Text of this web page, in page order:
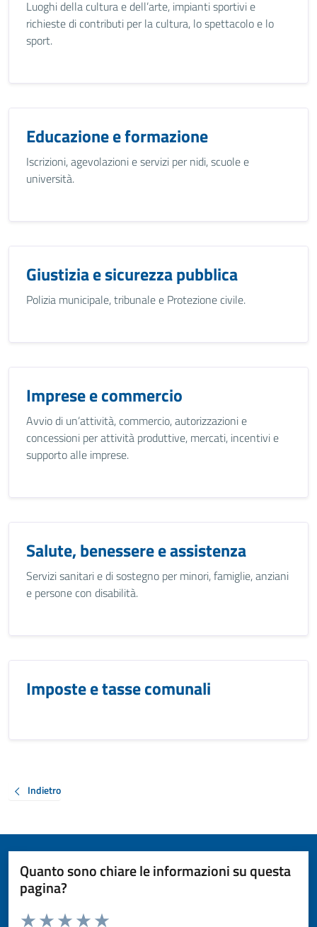
Luoghi della cultura e dell’arte, impianti sportivi e
richieste di contributi per la cultura, lo spettacolo e lo
sport.
Educazione e formazione
Iscrizioni, agevolazioni e servizi per nidi, scuole e
università.
Giustizia e sicurezza pubblica
Polizia municipale, tribunale e Protezione civile.
Imprese e commercio
Avvio di un’attività, commercio, autorizzazioni e
concessioni per attività produttive, mercati, incentivi e
supporto alle imprese.
Salute, benessere e assistenza
Servizi sanitari e di sostegno per minori, famiglie, anziani
e persone con disabilità.
Imposte e tasse comunali
Indietro
Quanto sono chiare le informazioni su questa
pagina?
Valuta da 1 a 5 stelle la pagina